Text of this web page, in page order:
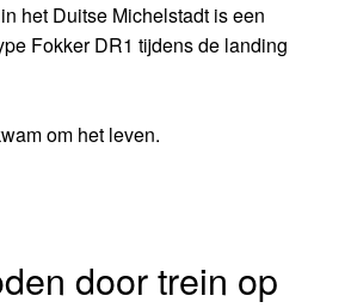
het Duitse Michelstadt is een
Fokker DR1 tijdens de landing
om het leven.
door trein op